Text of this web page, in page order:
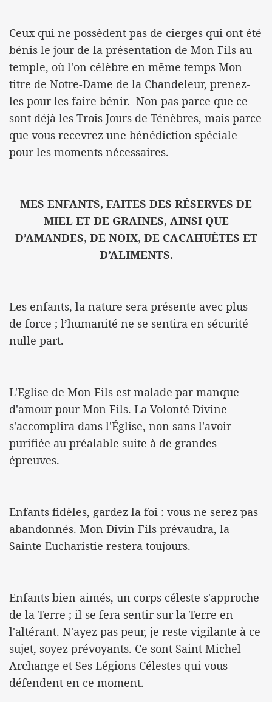
Ceux qui ne possèdent pas de cierges qui ont été
bénis le jour de la présentation de Mon Fils au
temple, où l'on célèbre en même temps Mon
titre de Notre-Dame de la Chandeleur, prenez-
les pour les faire bénir. Non pas parce que ce
sont déjà les Trois Jours de Ténèbres, mais parce
que vous recevrez une bénédiction spéciale
pour les moments nécessaires.
MES ENFANTS, FAITES DES RÉSERVES DE
MIEL ET DE GRAINES, AINSI QUE
D’AMANDES, DE NOIX, DE CACAHUÈTES ET
D’ALIMENTS.
Les enfants, la nature sera présente avec plus
de force ; l’humanité ne se sentira en sécurité
nulle part.
L'Eglise de Mon Fils est malade par manque
d'amour pour Mon Fils. La Volonté Divine
s'accomplira dans l'Église, non sans l'avoir
purifiée au préalable suite à de grandes
épreuves.
Enfants fidèles, gardez la foi : vous ne serez pas
abandonnés. Mon Divin Fils prévaudra, la
Sainte Eucharistie restera toujours.
Enfants bien-aimés, un corps céleste s'approche
de la Terre ; il se fera sentir sur la Terre en
l'altérant. N'ayez pas peur, je reste vigilante à ce
sujet, soyez prévoyants. Ce sont Saint Michel
Archange et Ses Légions Célestes qui vous
défendent en ce moment.